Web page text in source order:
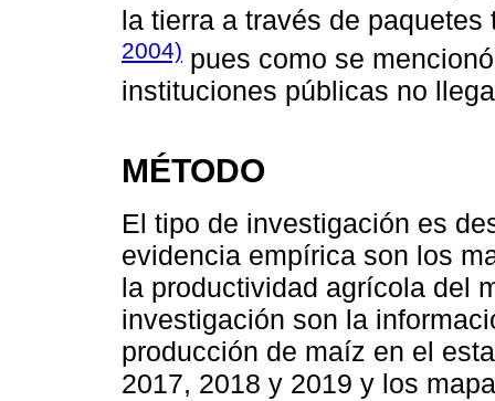
la tierra a través de
2004) pues como se
instituciones públicas no
MÉTODO
El tipo de investigación es
evidencia empírica son los
la productividad agrícola del
investigación son la
producción de maíz en el
2017, 2018 y 2019 y los